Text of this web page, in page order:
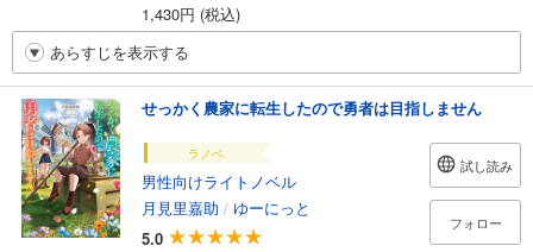
1,430円 (税込)
あらすじを表示する
せっかく農家に転生したので勇者は目指しません
ラノベ
男性向けライトノベル
月見里嘉助 / ゆーにっと
5.0
試し読み
フォロー